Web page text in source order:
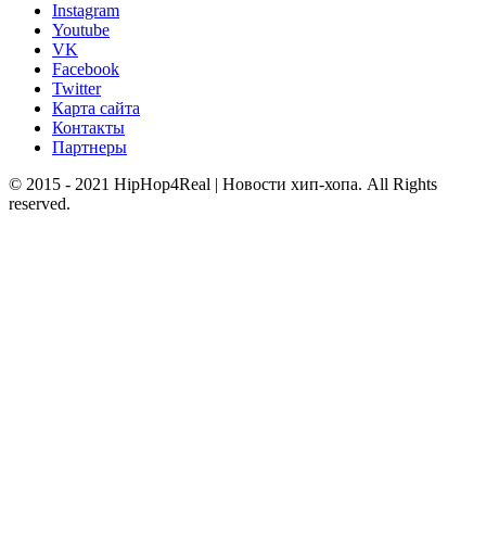
Instagram
Youtube
VK
Facebook
Twitter
Карта сайта
Контакты
Партнеры
© 2015 - 2021 HipHop4Real | Новости хип-хопа. All Rights
reserved.